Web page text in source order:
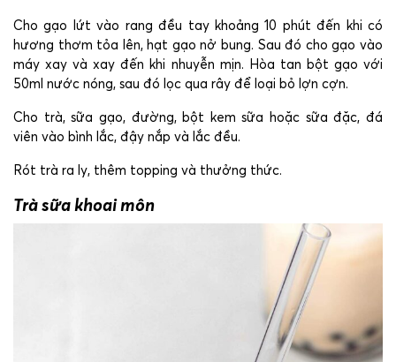
Cho gạo lứt vào rang đều tay khoảng 10 phút đến khi có
hương thơm tỏa lên, hạt gạo nở bung. Sau đó cho gạo vào
máy xay và xay đến khi nhuyễn mịn.
Hòa tan bột gạo với
50ml nước nóng, sau đó lọc qua rây để loại bỏ lợn cợn.
Cho trà, sữa gạo, đường, bột kem sữa hoặc sữa đặc, đá
viên vào bình lắc, đậy nắp và lắc đều.
Rót trà ra ly, thêm topping và thưởng thức.
Trà sữa khoai môn